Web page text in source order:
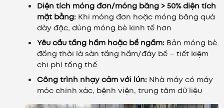
Diện tích móng đơn/móng băng > 50% diện tích
mặt bằng: Khi móng đơn hoặc móng băng quá
dày đặc, dùng móng bè kinh tế hơn
Yêu cầu tầng hầm hoặc bể ngầm: Bản móng bè
đồng thời là sàn tầng hầm/đáy bể – tiết kiệm
chi phí tổng thể
Công trình nhạy cảm với lún: Nhà máy có máy
móc chính xác, bệnh viện, trung tâm dữ liệu